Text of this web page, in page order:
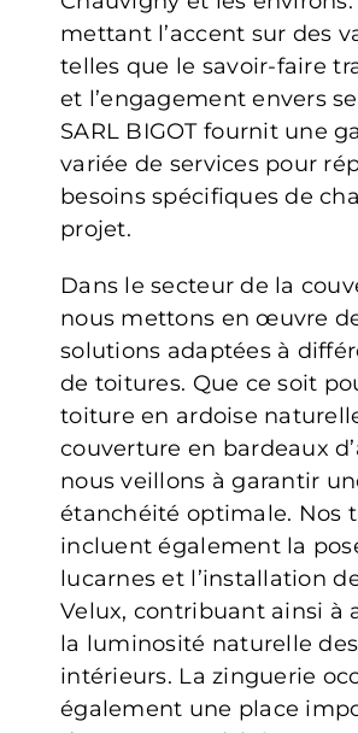
mettant l’accent sur des
telles que le savoir-faire
et l’engagement envers
SARL BIGOT fournit une
variée de services pour
besoins spécifiques de
projet.
Dans le secteur de la
nous mettons en œuvre
solutions adaptées à
de toitures. Que ce soit
toiture en ardoise
couverture en bardeaux
nous veillons à garantir
étanchéité optimale. Nos
incluent également la
lucarnes et l’installation
Velux, contribuant ainsi à
la luminosité naturelle
intérieurs. La zinguerie
également une place